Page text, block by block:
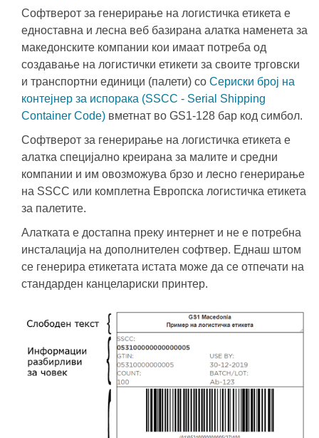
Софтверот за генерирање на логистичка етикета е
едноставна и лесна веб базирана алатка наменета за
македонските компании кои имаат потреба од
создавање на логистички етикети за своите трговски
и транспортни единици (палети) со Сериски број на
контејнер за испорака (SSCC - Serial Shipping
Container Code) вметнат во GS1-128 бар код симбол.
Софтверот за генерирање на логистичка етикета е
алатка специјално креирана за малите и средни
компании и им овозможува брзо и лесно генерирање
на SSCC или комплетна Европска логистичка етикета
за палетите.
Алатката е достапна преку интернет и не е потребна
инсталација на дополнителен софтвер. Еднаш штом
се генерира етикетата истата може да се отпечати на
стандарден канцелариски принтер.